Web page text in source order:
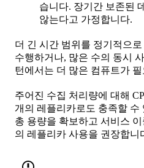
습니다. 장기간 보존된
않는다고 가정합니다.
더 긴 시간 범위를 정기적으
수행하거나, 많은 수의 동시
턴에서는 더 많은 컴퓨트가
주어진 수집 처리량에 대해
개의 레플리카로도 충족할 수
총 용량을 확보하고 서비스
의 레플리카 사용을 권장합니